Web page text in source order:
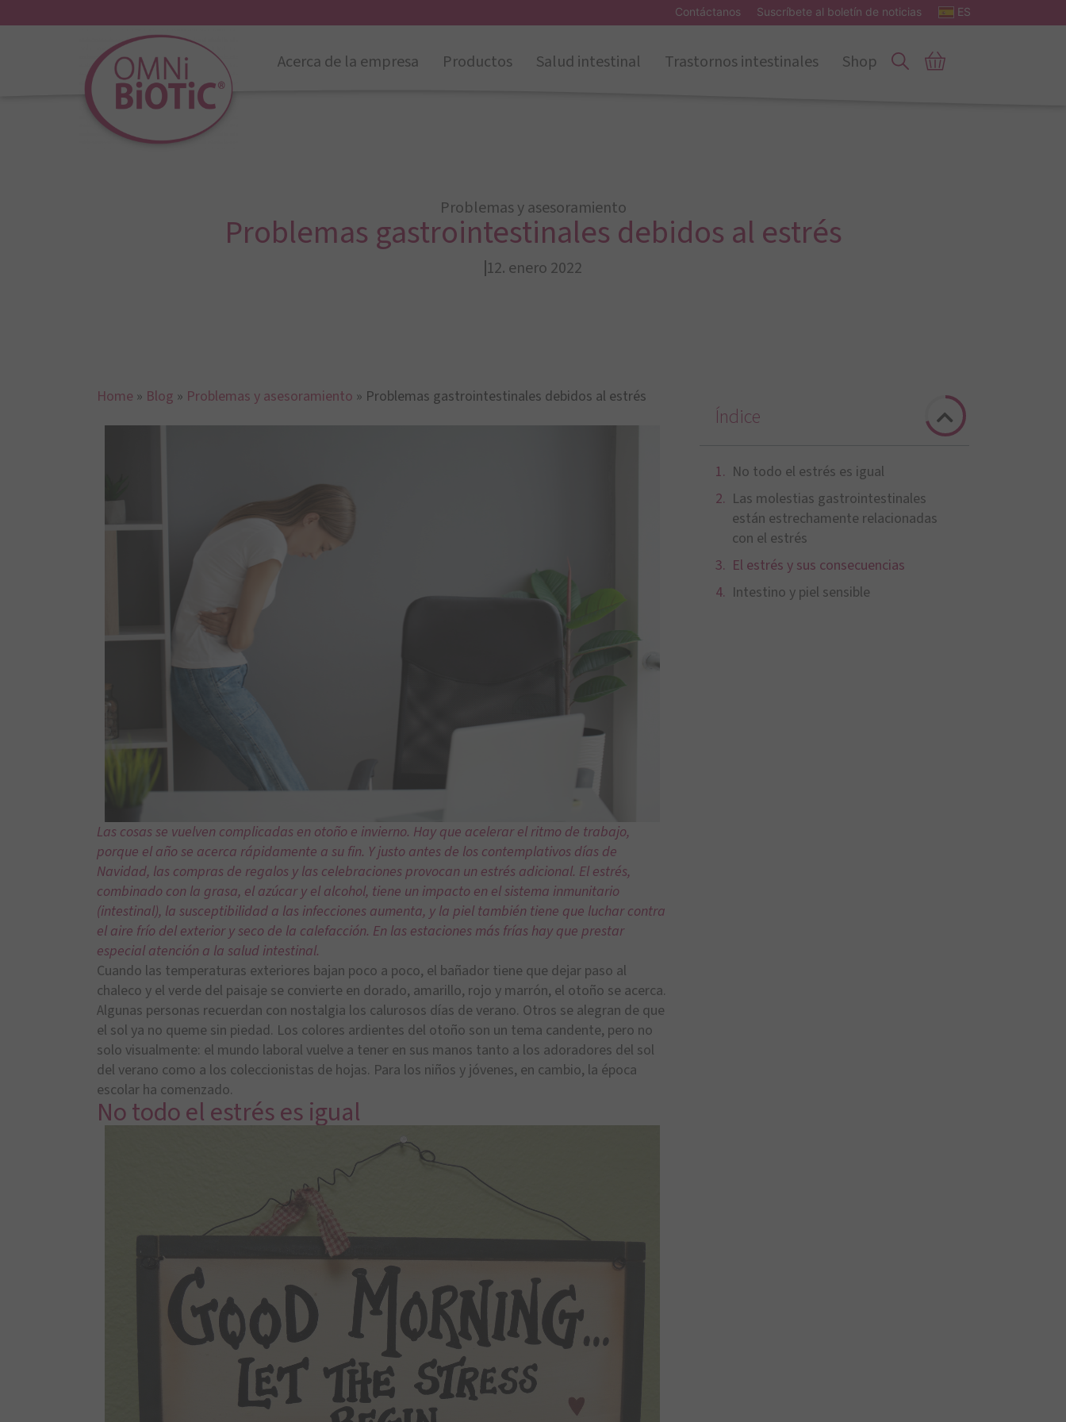
Contáctanos Suscríbete al boletín de noticias ES
Acerca de la empresa Productos Salud intestinal Trastornos intestinales Shop
Problemas y asesoramiento
Problemas gastrointestinales debidos al estrés
12. enero 2022
Home » Blog » Problemas y asesoramiento » Problemas gastrointestinales debidos al estrés
Las cosas se vuelven complicadas en otoño e invierno. Hay que acelerar el ritmo de trabajo,
porque el año se acerca rápidamente a su fin. Y justo antes de los contemplativos días de
Navidad, las compras de regalos y las celebraciones provocan un estrés adicional. El estrés,
combinado con la grasa, el azúcar y el alcohol, tiene un impacto en el sistema inmunitario
(intestinal), la susceptibilidad a las infecciones aumenta, y la piel también tiene que luchar contra
el aire frío del exterior y seco de la calefacción. En las estaciones más frías hay que prestar
especial atención a la salud intestinal.
Cuando las temperaturas exteriores bajan poco a poco, el bañador tiene que dejar paso al
chaleco y el verde del paisaje se convierte en dorado, amarillo, rojo y marrón, el otoño se acerca.
Algunas personas recuerdan con nostalgia los calurosos días de verano. Otros se alegran de que
el sol ya no queme sin piedad. Los colores ardientes del otoño son un tema candente, pero no
solo visualmente: el mundo laboral vuelve a tener en sus manos tanto a los adoradores del sol
del verano como a los coleccionistas de hojas. Para los niños y jóvenes, en cambio, la época
escolar ha comenzado.
No todo el estrés es igual
Índice
No todo el estrés es igual
Las molestias gastrointestinales
están estrechamente relacionadas
con el estrés
El estrés y sus consecuencias
Intestino y piel sensible